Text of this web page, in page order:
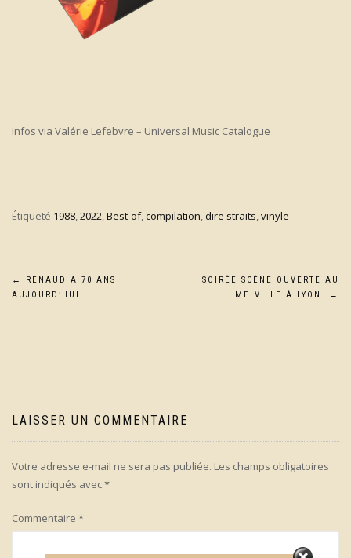
infos via Valérie Lefebvre – Universal Music Catalogue
Étiqueté 1988,2022,Best-of,compilation,dire straits,vinyle
Navigation
←
RENAUD A 70 ANS
AUJOURD’HUI
SOIRÉE SCÈNE OUVERTE AU
MELVILLE À LYON
→
LAISSER UN COMMENTAIRE
Votre adresse e-mail ne sera pas publiée. Les champs obligatoires
sont indiqués avec*
Commentaire *